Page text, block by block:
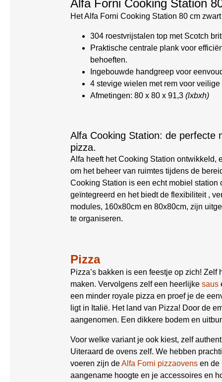
Alfa Forni Cooking Station
Het Alfa Forni Cooking Station 80 cm
304 roestvrijstalen top met Scotch
Praktische centrale plank voor
behoeften.
Ingebouwde handgreep voor
4 stevige wielen met rem voor
Afmetingen: 80 x 80 x 91,3 (lxbxh)
Alfa Cooking Station: de perfecte
pizza.
Alfa heeft het Cooking Station ontwikkeld,
om het beheer van ruimtes tijdens de
Cooking Station is een echt mobiel
geïntegreerd en het biedt de flexibiliteit ,
modules, 160x80cm en 80x80cm, zijn
te organiseren.
Pizza
Pizza’s bakken is een feestje op zich!
maken. Vervolgens zelf een heerlijke saus
een minder royale pizza en proef je de
ligt in Italië. Het land van Pizza! Door de
aangenomen. Een dikkere bodem en
Voor welke variant je ook kiest, zelf
Uiteraard de ovens zelf. We hebben
voeren zijn deAlfa Forni pizzaovens en de
aangename hoogte en je accessoires en